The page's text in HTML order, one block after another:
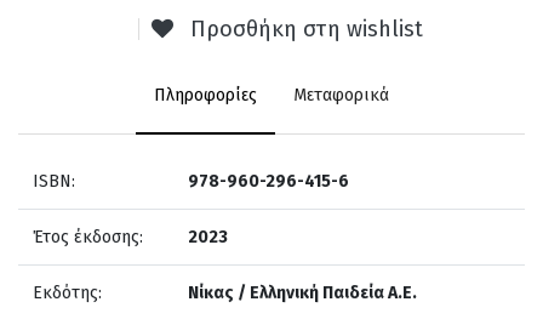
Προσθήκη στη wishlist
Πληροφορίες Μεταφορικά
ISBN: 978-960-296-415-6
Έτος έκδοσης: 2023
Εκδότης: Νίκας / Ελληνική Παιδεία Α.Ε.